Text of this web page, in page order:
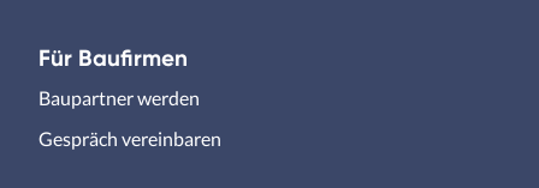
Für Baufirmen
Baupartner werden
Gespräch vereinbaren